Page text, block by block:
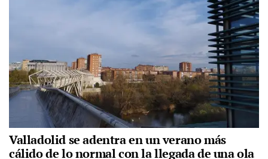
Valladolid se adentra en un verano más
cálido de lo normal con la llegada de una ola